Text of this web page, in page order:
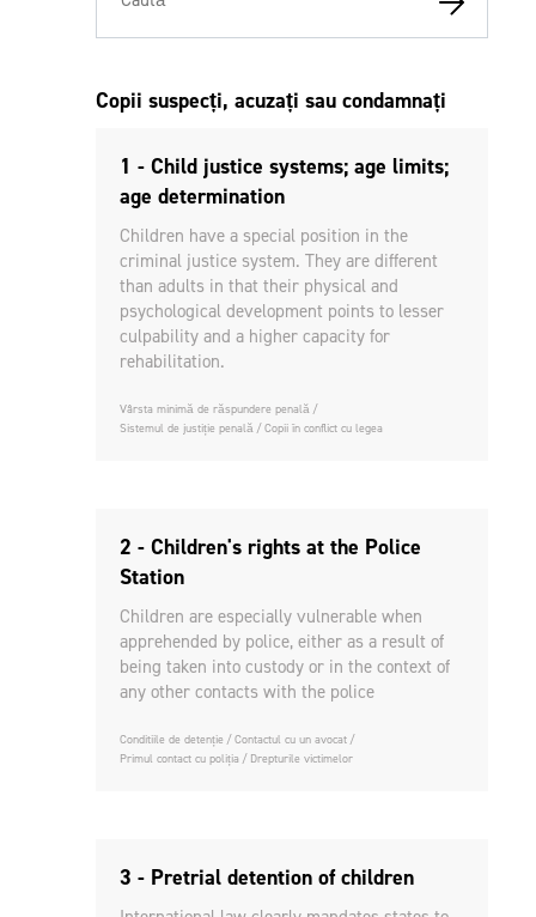
Copii suspecți, acuzați sau condamnați
1 - Child justice systems; age limits;
age determination
Children have a special position in the
criminal justice system. They are different
than adults in that their physical and
psychological development points to lesser
culpability and a higher capacity for
rehabilitation.
Vârsta minimă de răspundere penală
Sistemul de justiție penală
Copii în conflict cu legea
2 - Children's rights at the Police
Station
Children are especially vulnerable when
apprehended by police, either as a result of
being taken into custody or in the context of
any other contacts with the police
Conditiile de detenție
Contactul cu un avocat
Primul contact cu poliția
Drepturile victimelor
3 - Pretrial detention of children